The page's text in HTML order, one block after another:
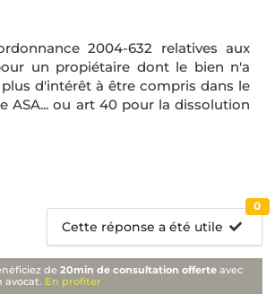
2004-632 relatives aux
un propiétaire dont le bien n'a
d'intérêt à être compris dans le
ASA... ou art 40 pour la dissolution
Cette réponse a été utile
0
de20min de consultation offerte avec
avocat. En profiter